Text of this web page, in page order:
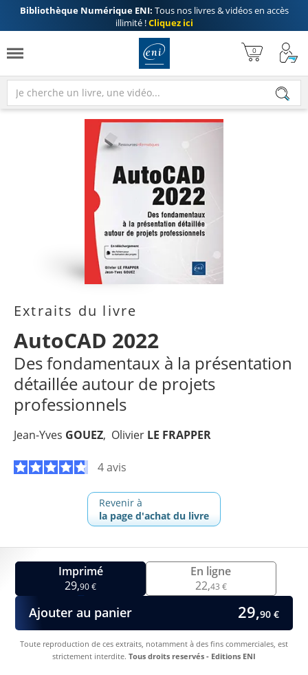
Bibliothèque Numérique ENI: Tous nos livres & vidéos en accès
illimité !Cliquez ici
Extraits du livre
AutoCAD 2022
Des fondamentaux à la présentation
détaillée autour de projets
professionnels
Jean-Yves GOUEZ Olivier LE FRAPPER
4 avis
Revenir à
la page d'achat du livre
Imprimé
29,90 €
En ligne
22,43 €
Ajouter au panier 29,90 €
Toute reproduction de ces extraits, notamment à des fins commerciales, est
strictement interdite. Tous droits reservés - Editions ENI